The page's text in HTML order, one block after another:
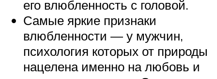
его влюбленность с головой.
Самые яркие признаки
влюбленности — у мужчин,
психология которых от природы
нацелена именно на любовь и